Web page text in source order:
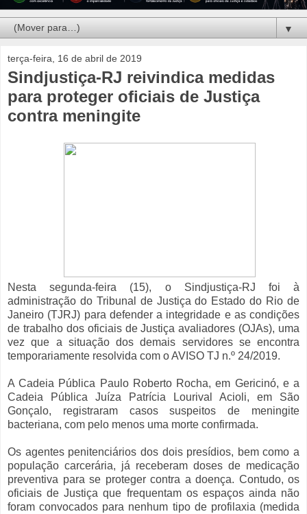
▼
terça-feira, 16 de abril de 2019
Sindjustiça-RJ reivindica medidas
para proteger oficiais de Justiça
contra meningite
Nesta segunda-feira (15), o Sindjustiça-RJ foi à
administração do Tribunal de Justiça do Estado do Rio de
Janeiro (TJRJ) para defender a integridade e as condições
de trabalho dos oficiais de Justiça avaliadores (OJAs), uma
vez que a situação dos demais servidores se encontra
temporariamente resolvida com o AVISO TJ n.º 24/2019.
A Cadeia Pública Paulo Roberto Rocha, em Gericinó, e a
Cadeia Pública Juíza Patrícia Lourival Acioli, em São
Gonçalo, registraram casos suspeitos de meningite
bacteriana, com pelo menos uma morte confirmada.
Os agentes penitenciários dos dois presídios, bem como a
população carcerária, já receberam doses de medicação
preventiva para se proteger contra a doença. Contudo, os
oficiais de Justiça que frequentam os espaços ainda não
foram convocados para nenhum tipo de profilaxia (medida